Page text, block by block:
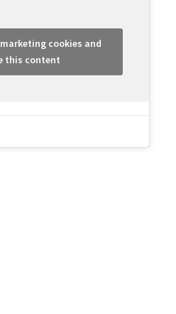
cookies and
this content